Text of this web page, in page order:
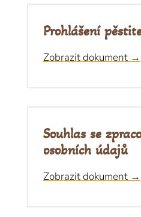
Prohlášení
Zobrazit dokument →
Souhlas se
osobních údajů
Zobrazit dokument →